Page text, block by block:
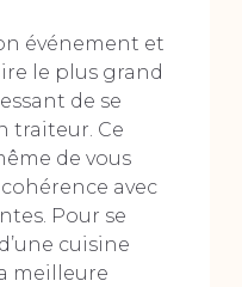
événement et
le plus grand
de se
traiteur. Ce
de vous
avec
Pour se
cuisine
meilleure